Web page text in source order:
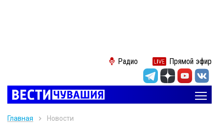
Радио Прямой эфир
Главная Новости